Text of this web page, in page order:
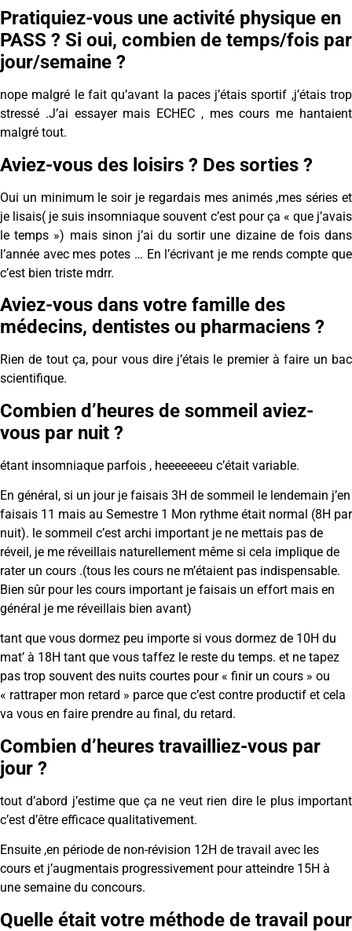
Pratiquiez-vous une activité physique en
PASS ? Si oui, combien de temps/fois par
jour/semaine ?
nope malgré le fait qu’avant la paces j’étais sportif ,j’étais trop
stressé .J’ai essayer mais ECHEC , mes cours me hantaient
malgré tout.
Aviez-vous des loisirs ? Des sorties ?
Oui un minimum le soir je regardais mes animés ,mes séries et
je lisais( je suis insomniaque souvent c’est pour ça « que j’avais
le temps ») mais sinon j’ai du sortir une dizaine de fois dans
l’année avec mes potes … En l’écrivant je me rends compte que
c’est bien triste mdrr.
Aviez-vous dans votre famille des
médecins, dentistes ou pharmaciens ?
Rien de tout ça, pour vous dire j’étais le premier à faire un bac
scientifique.
Combien d’heures de sommeil aviez-
vous par nuit ?
étant insomniaque parfois , heeeeeeeu c’était variable.
En général, si un jour je faisais 3H de sommeil le lendemain j’en
faisais 11 mais au Semestre 1 Mon rythme était normal (8H par
nuit). le sommeil c’est archi important je ne mettais pas de
réveil, je me réveillais naturellement même si cela implique de
rater un cours .(tous les cours ne m’étaient pas indispensable.
Bien sûr pour les cours important je faisais un effort mais en
général je me réveillais bien avant)
tant que vous dormez peu importe si vous dormez de 10H du
mat’ à 18H tant que vous taffez le reste du temps. et ne tapez
pas trop souvent des nuits courtes pour « finir un cours » ou
« rattraper mon retard » parce que c’est contre productif et cela
va vous en faire prendre au final, du retard.
Combien d’heures travailliez-vous par
jour ?
tout d’abord j’estime que ça ne veut rien dire le plus important
c’est d’être efficace qualitativement.
Ensuite ,en période de non-révision 12H de travail avec les
cours et j’augmentais progressivement pour atteindre 15H à
une semaine du concours.
Quelle était votre méthode de travail pour